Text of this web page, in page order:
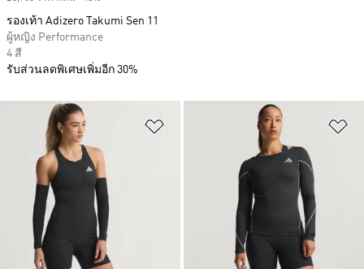
เพิ่มไปยังรายการสินค้าโปรด
รองเท้า Adizero Takumi Sen 11
ผู้หญิง Performance
4 สี
รับส่วนลดพิเศษเพิ่มอีก 30%